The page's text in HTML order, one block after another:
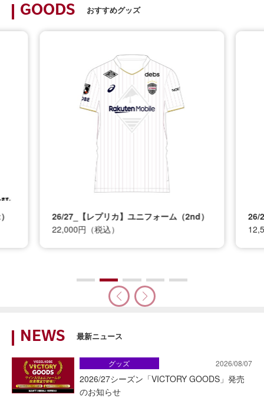
GOODS おすすめグッズ
26/27_【レプリカ】ユニフォーム（2nd）
22,000円（税込）
26/
NEWS 最新ニュース
2026/08/07
2026/27シーズン「VICTORY GOODS」発売
のお知らせ
グッズ